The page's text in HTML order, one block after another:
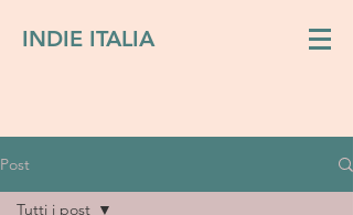
INDIE ITALIA
Post
Tutti i post